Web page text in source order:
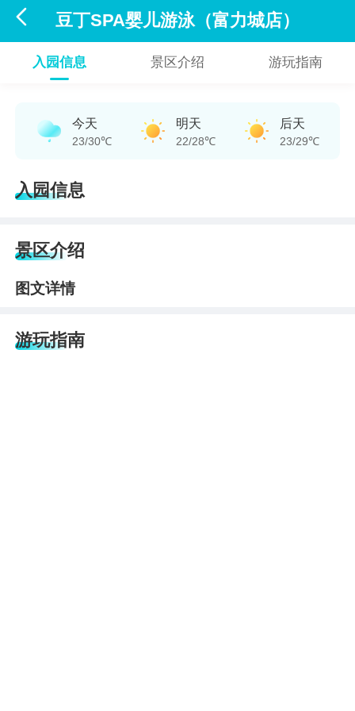
 豆丁SPA婴儿游泳（富力城店）
入园信息 景区介绍 游玩指南
今天
23/30℃
明天
22/28℃
后天
23/29℃
入园信息
景区介绍
图文详情
游玩指南